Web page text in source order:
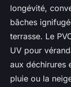
longévité,
bâches
terrasse. Le
UV pour
aux déchirures
pluie ou la